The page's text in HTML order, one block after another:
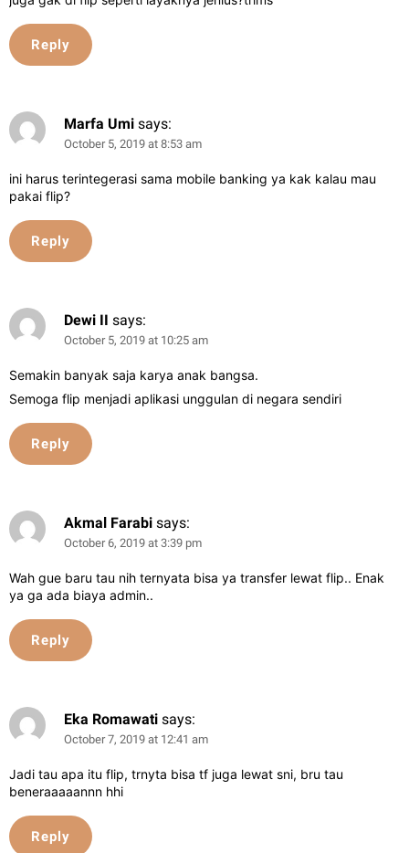
Reply
Marfa Umi says:
October 5, 2019 at 8:53 am
ini harus terintegerasi sama mobile banking ya kak kalau mau
pakai flip?
Reply
Dewi II says:
October 5, 2019 at 10:25 am
Semakin banyak saja karya anak bangsa.
Semoga flip menjadi aplikasi unggulan di negara sendiri
Reply
Akmal Farabi says:
October 6, 2019 at 3:39 pm
Wah gue baru tau nih ternyata bisa ya transfer lewat flip.. Enak
ya ga ada biaya admin..
Reply
Eka Romawati says:
October 7, 2019 at 12:41 am
Jadi tau apa itu flip, trnyta bisa tf juga lewat sni, bru tau
beneraaaaannn hhi
Reply